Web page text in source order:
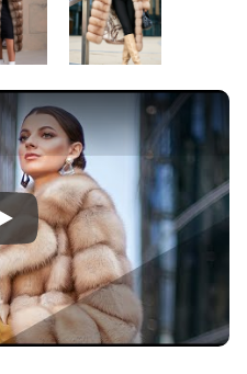
Кировская меховая фабрика